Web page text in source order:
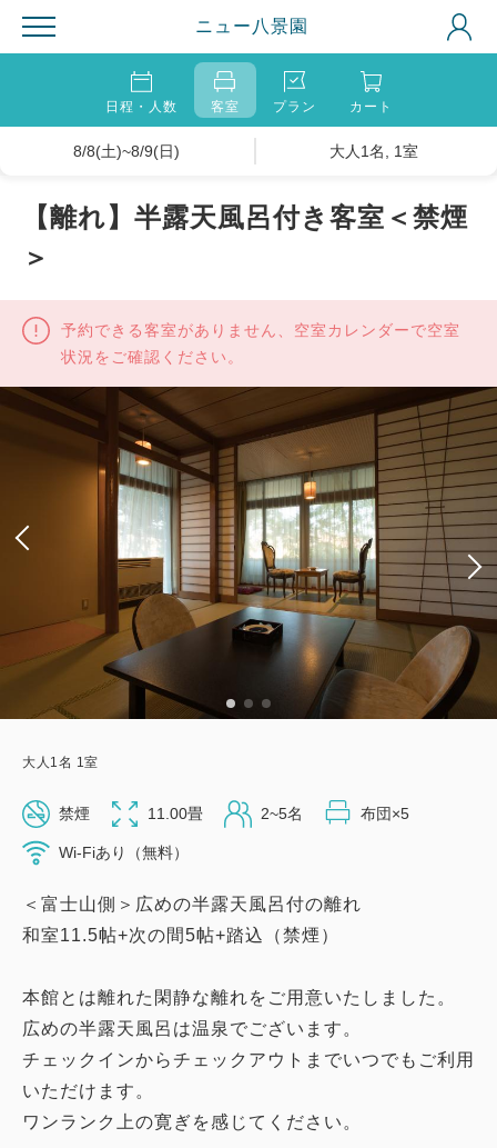
ニュー八景園
日程・人数 客室 プラン カート
8/8(土)~8/9(日) 大人1名, 1室
【離れ】半露天風呂付き客室＜禁煙
＞
予約できる客室がありません、空室カレンダーで空室
状況をご確認ください。
大人 1 名 1 室
禁煙 11.00畳 2~5名 布団×5
Wi-Fiあり（無料）
＜富士山側＞広めの半露天風呂付の離れ
和室11.5帖+次の間5帖+踏込（禁煙）
本館とは離れた閑静な離れをご用意いたしました。
広めの半露天風呂は温泉でございます。
チェックインからチェックアウトまでいつでもご利用
いただけます。